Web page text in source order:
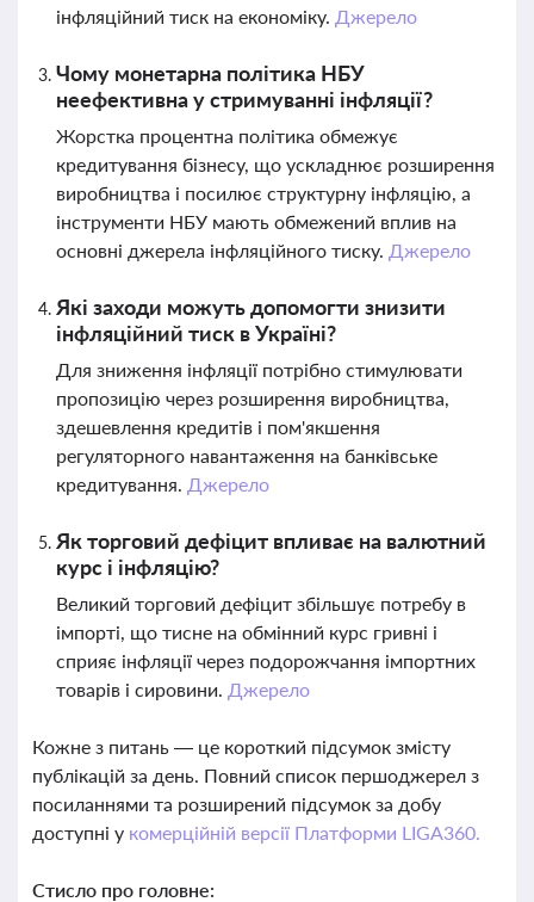
інфляційний тиск на економіку. Джерело
Чому монетарна політика НБУ
неефективна у стримуванні інфляції?
Жорстка процентна політика обмежує
кредитування бізнесу, що ускладнює розширення
виробництва і посилює структурну інфляцію, а
інструменти НБУ мають обмежений вплив на
основні джерела інфляційного тиску. Джерело
Які заходи можуть допомогти знизити
інфляційний тиск в Україні?
Для зниження інфляції потрібно стимулювати
пропозицію через розширення виробництва,
здешевлення кредитів і пом'якшення
регуляторного навантаження на банківське
кредитування. Джерело
Як торговий дефіцит впливає на валютний
курс і інфляцію?
Великий торговий дефіцит збільшує потребу в
імпорті, що тисне на обмінний курс гривні і
сприяє інфляції через подорожчання імпортних
товарів і сировини. Джерело
Кожне з питань — це короткий підсумок змісту
публікацій за день. Повний список першоджерел з
посиланнями та розширений підсумок за добу
доступні у комерційній версії Платформи LIGA360.
Стисло про головне: